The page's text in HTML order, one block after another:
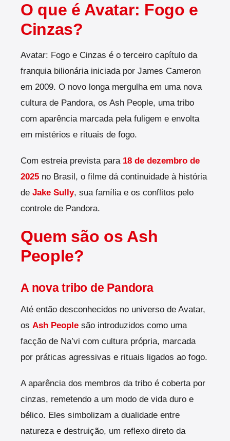
O que é Avatar: Fogo e
Cinzas?
Avatar: Fogo e Cinzas é o terceiro capítulo da
franquia bilionária iniciada por James Cameron
em 2009. O novo longa mergulha em uma nova
cultura de Pandora, os Ash People, uma tribo
com aparência marcada pela fuligem e envolta
em mistérios e rituais de fogo.
Com estreia prevista para 18 de dezembro de
2025 no Brasil, o filme dá continuidade à história
de Jake Sully, sua família e os conflitos pelo
controle de Pandora.
Quem são os Ash
People?
A nova tribo de Pandora
Até então desconhecidos no universo de Avatar,
os Ash People são introduzidos como uma
facção de Na’vi com cultura própria, marcada
por práticas agressivas e rituais ligados ao fogo.
A aparência dos membros da tribo é coberta por
cinzas, remetendo a um modo de vida duro e
bélico. Eles simbolizam a dualidade entre
natureza e destruição, um reflexo direto da